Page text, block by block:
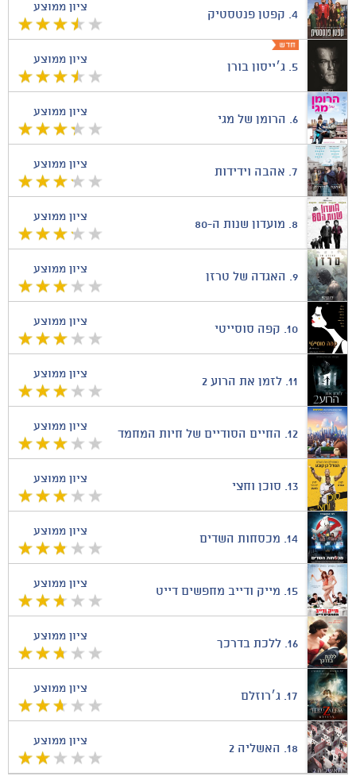
ציון ממוצע
4. קפטן פנטסטיק
ציון ממוצע
5. ג׳ייסון בורן
ציון ממוצע
6. הרומן של מגי
ציון ממוצע
7. אהבה וידידות
ציון ממוצע
8. מועדון שנות ה-80
ציון ממוצע
9. האגדה של טרזן
ציון ממוצע
10. קפה סוסייטי
ציון ממוצע
11. לזמן את הרוע 2
ציון ממוצע
12. החיים הסודיים של חיות המחמד
ציון ממוצע
13. סוכן וחצי
ציון ממוצע
14. מכסחות השדים
ציון ממוצע
15. מייק ודייב מחפשים דייט
ציון ממוצע
16. ללכת בדרכך
ציון ממוצע
17. ג׳רוזלם
ציון ממוצע
18. האשליה 2